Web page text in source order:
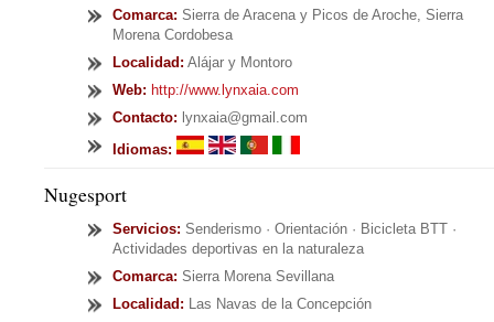
Comarca: Sierra de Aracena y Picos de Aroche, Sierra
Morena Cordobesa
Localidad: Alájar y Montoro
Web: http://www.lynxaia.com
Contacto: lynxaia@gmail.com
Idiomas:
Nugesport
Servicios: Senderismo · Orientación · Bicicleta BTT ·
Actividades deportivas en la naturaleza
Comarca: Sierra Morena Sevillana
Localidad: Las Navas de la Concepción